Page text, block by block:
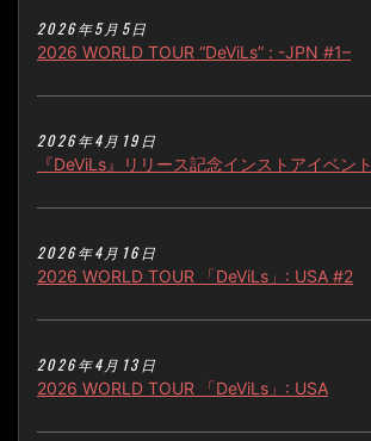
2026年5月5日
2026 WORLD TOUR “DeViLs” : -JPN #1–
2026年4月19日
『DeViLs』リリース記念インストアイベント
2026年4月16日
2026 WORLD TOUR 「DeViLs」: USA #2
2026年4月13日
2026 WORLD TOUR 「DeViLs」: USA